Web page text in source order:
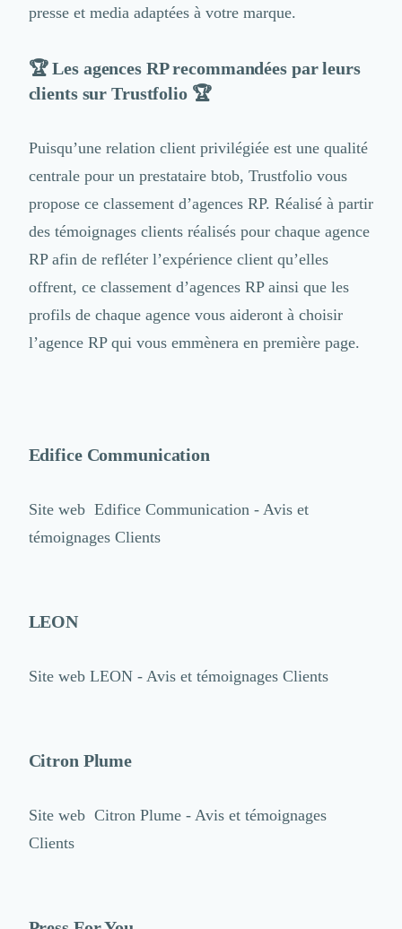
presse et media adaptées à votre marque.
🏆 Les agences RP recommandées par leurs
clients sur Trustfolio 🏆
Puisqu’une relation client privilégiéeest une qualité
centrale pour un prestataire btob, Trustfolio vous
propose ce classement d’agences RP. Réalisé à partir
des témoignages clientsréalisés pour chaque agence
RP afin de refléter l’expérience client qu’elles
offrent, ce classement d’agences RP ainsi que les
profils de chaque agence vous aideront à choisir
l’agence RP qui vous emmènera en première page.
Edifice Communication
Site web Edifice Communication - Avis et
témoignages Clients
LEON
Site web LEON - Avis et témoignages Clients
Citron Plume
Site web Citron Plume - Avis et témoignages
Clients